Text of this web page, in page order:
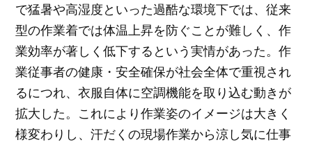
で猛暑や高湿度といった過酷な環境下では、従来
型の作業着では体温上昇を防ぐことが難しく、作
業効率が著しく低下するという実情があった。作
業従事者の健康・安全確保が社会全体で重視され
るにつれ、衣服自体に空調機能を取り込む動きが
拡大した。これにより作業姿のイメージは大きく
様変わりし、汗だくの現場作業から涼し気に仕事